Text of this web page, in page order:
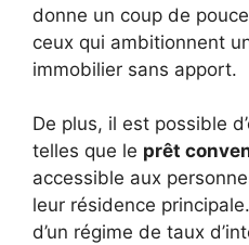
donne un coup de
ceux qui ambitionnent
immobilier sans apport.
De plus, il est possible
telles que le prêt
accessible aux
leur résidence
d’un régime de taux